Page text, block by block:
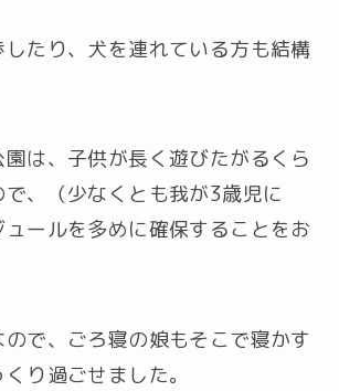
たり、犬を連れている方も結構
は、子供が長く遊びたがるくら
、（少なくとも我が3歳児に
ールを多めに確保することをお
で、ごろ寝の娘もそこで寝かす
り過ごせました。